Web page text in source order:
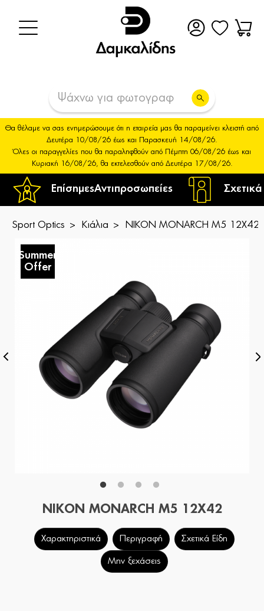
ΕπίσημεςΑντιπροσωπείες
Θα θέλαμε να σας ενημερώσουμε ότι η εταιρεία μας θα παραμείνει κλειστή από
Δευτέρα 10/08/26 έως και Παρασκευή 14/08/26.
Όλες οι παραγγελίες που θα παραληφθούν από Πέμπτη 06/08/26 έως και
Κυριακή 16/08/26, θα εκτελεσθούν από Δευτέρα 17/08/26.
Sport Optics Κιάλια NIKON MONARCH M5 12X42
Summer
Offer
NIKON MONARCH M5 12X42
Χαρακτηριστικά Περιγραφή Σχετικά Είδη
Μην ξεχάσεις